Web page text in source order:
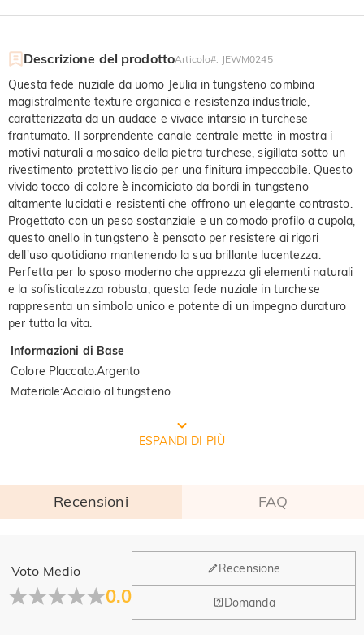
Descrizione del prodottoArticolo#: JEWM0245
Questa fede nuziale da uomo Jeulia in tungsteno combina
magistralmente texture organica e resistenza industriale,
caratterizzata da un audace e vivace intarsio in turchese
frantumato. Il sorprendente canale centrale mette in mostra i
motivi naturali a mosaico della pietra turchese, sigillata sotto un
rivestimento protettivo liscio per una finitura impeccabile. Questo
vivido tocco di colore è incorniciato da bordi in tungsteno
altamente lucidati e resistenti che offrono un elegante contrasto.
Progettato con un peso sostanziale e un comodo profilo a cupola,
questo anello in tungsteno è pensato per resistere ai rigori
dell'uso quotidiano mantenendo la sua brillante lucentezza.
Perfetta per lo sposo moderno che apprezza gli elementi naturali
e la sofisticatezza robusta, questa fede nuziale in turchese
rappresenta un simbolo unico e potente di un impegno duraturo
per tutta la vita.
Informazioni di Base
Colore Placcato:Argento
Materiale:Acciaio al tungsteno
CONFEZIONE GRATUITA JEULIA
ESPANDI DI PIÙ
Recensioni FAQ
Voto Medio
0.0
Recensione
Domanda
Generale
Dove si trova la tua azienda?
La sede principale è a Los Angeles, in California, mentre il